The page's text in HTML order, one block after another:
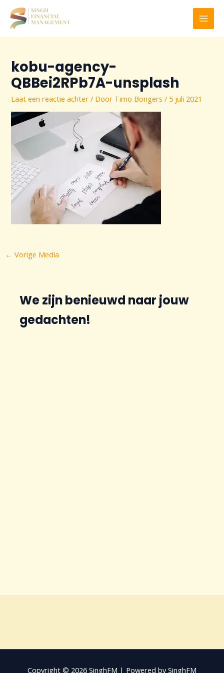
naar
inhoud
kobu-agency-
QBBei2RPb7A-unsplash
Laat een reactie achter / Door Timo Bongers/ 5 juli 2021
Bericht
navigatie
← Vorige Media
We zijn benieuwd naar jouw
gedachten!
Copyright © 2026 SinghFM | Powered by SinghFM